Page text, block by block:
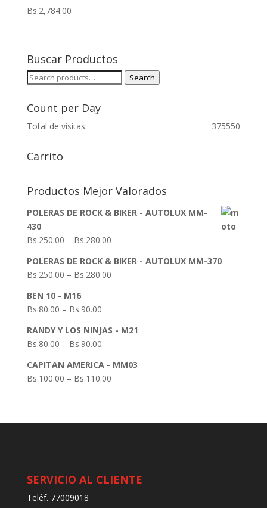
Bs.2,784.00
Buscar Productos
Search
Search
Count per Day
375550
Total de visitas:
Carrito
Productos Mejor Valorados
POLERAS DE ROCK & BIKER - AUTOLUX MM-
430
Bs.250.00 – Bs.280.00
POLERAS DE ROCK & BIKER - AUTOLUX MM-370
Bs.250.00 – Bs.280.00
BEN 10 - M16
Bs.80.00 – Bs.90.00
RANDY Y LOS NINJAS - M21
Bs.80.00 – Bs.90.00
CAPITAN AMERICA - MM03
Bs.100.00 – Bs.110.00
SERVICIO AL CLIENTE
Teléf. 77009018